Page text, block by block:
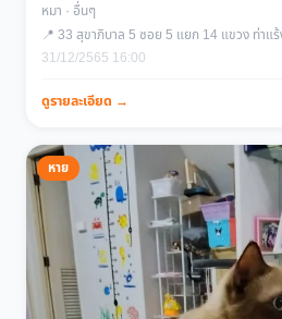
หมา · อื่นๆ
📍 33 สุขาภิบาล 5 ซอย 5 แยก 14 แขวง ท่าแ
31/12/2565 16:00
ดูรายละเอียด →
หาย